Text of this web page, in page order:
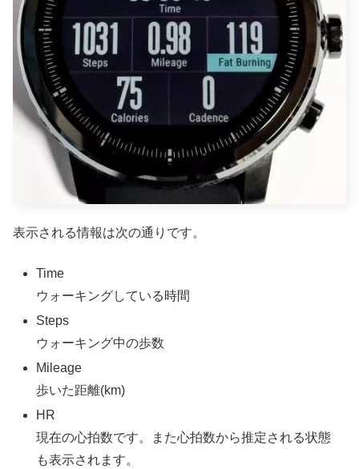
表示される情報は次の通りです。
Time
ウォーキングしている時間
Steps
ウォーキング中の歩数
Mileage
歩いた距離(km)
HR
現在の心拍数です。また心拍数から推定される状態
も表示されます。